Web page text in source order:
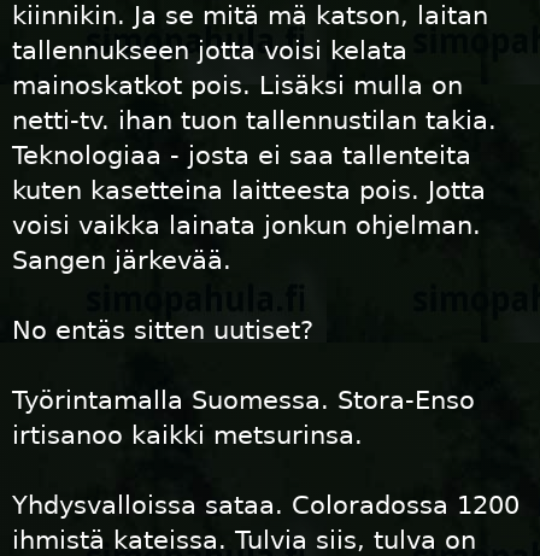
kiinnikin. Ja se mitä mä katson, laitan
tallennukseen jotta voisi kelata
mainoskatkot pois. Lisäksi mulla on
netti-tv. ihan tuon tallennustilan takia.
Teknologiaa - josta ei saa tallenteita
kuten kasetteina laitteesta pois. Jotta
voisi vaikka lainata jonkun ohjelman.
Sangen järkevää.
No entäs sitten uutiset?
Työrintamalla Suomessa. Stora-Enso
irtisanoo kaikki metsurinsa.
Yhdysvalloissa sataa. Coloradossa 1200
ihmistä kateissa. Tulvia siis, tulva on